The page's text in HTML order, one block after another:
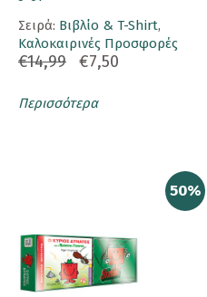
Σειρά: Βιβλίο & T-Shirt,
Καλοκαιρινές Προσφορές
€14,99 €7,50
Περισσότερα
50%